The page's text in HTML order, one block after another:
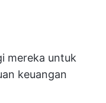
mereka untuk
keuangan